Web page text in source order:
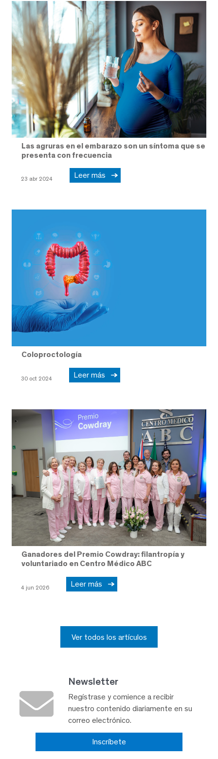
Las agruras en el embarazo son un síntoma que se
presenta con frecuencia
23 abr 2024 Leer más
Coloproctología
30 oct 2024 Leer más
Ganadores del Premio Cowdray: filantropía y
voluntariado en Centro Médico ABC
4 jun 2026 Leer más
Ver todos los artículos
Newsletter
Regístrase y comience a recibir
nuestro contenido diariamente en su
correo electrónico.
Inscríbete